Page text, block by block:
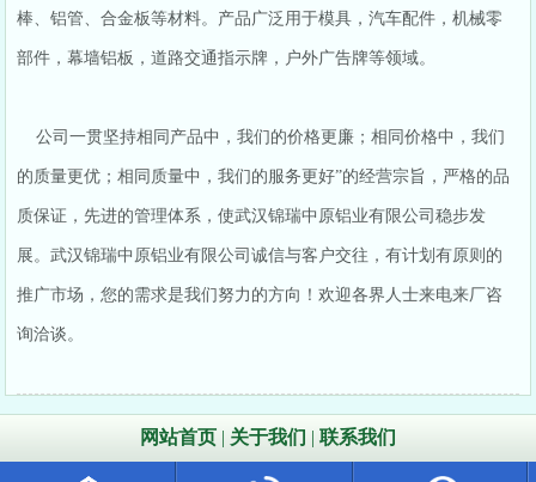
棒、铝管、合金板等材料。产品广泛用于模具，汽车配件，机械零
部件，幕墙铝板，道路交通指示牌，户外广告牌等领域。
公司一贯坚持相同产品中，我们的价格更廉；相同价格中，我们
的质量更优；相同质量中，我们的服务更好”的经营宗旨，严格的品
质保证，先进的管理体系，使武汉锦瑞中原铝业有限公司稳步发
展。武汉锦瑞中原铝业有限公司诚信与客户交往，有计划有原则的
推广市场，您的需求是我们努力的方向！欢迎各界人士来电来厂咨
询洽谈。
网站首页 | 关于我们 | 联系我们